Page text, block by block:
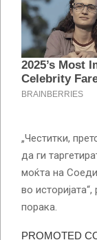
„Честитки,
да ги
моќта на
во
порака.